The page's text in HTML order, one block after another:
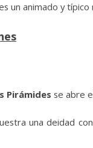
un animado y típico
Pirámides se abre
una deidad